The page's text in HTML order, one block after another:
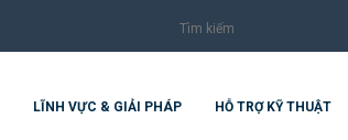
LĨNH VỰC & GIẢI PHÁP HỖ TRỢ KỸ THUẬT